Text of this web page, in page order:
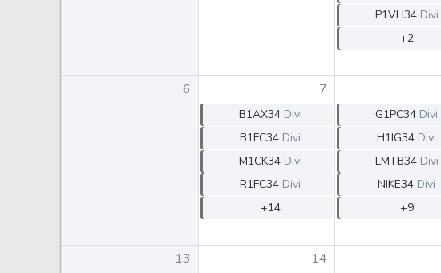
Ver todos
P1VH34 Divi
+2
6 7
B1AX34 Divi
B1FC34 Divi
M1CK34 Divi
R1FC34 Divi
+14
G1PC34 Divi
H1IG34 Divi
LMTB34 Divi
NIKE34 Divi
+9
13 14